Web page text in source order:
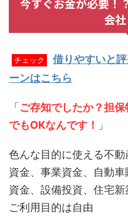
今すぐお金が必要
会
チェック
借りやすいと
ーンはこちら
「 ご存知でしたか？担
でもOKなんです！
」
色んな目的に使える不
資金、事業資金、自動
資金、設備投資、住宅
ご利用目的は自由